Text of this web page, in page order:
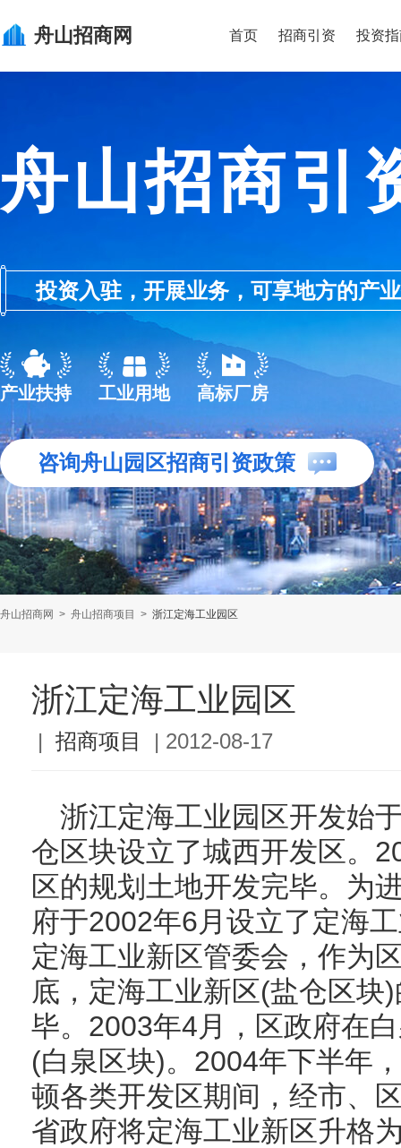
舟山招商网 首页 招商引资 投资
舟山招商引
投资入驻，开展业务，可享地方的产
产业扶持 工业用地 高标厂房
咨询舟山园区招商引资政策
舟山招商网 > 舟山招商项目 > 浙江定海工业园区
浙江定海工业园区
| 招商项目 | 2012-08-17
浙江定海工业园区开发始
仓区块设立了城西开发区。
区的规划土地开发完毕。为
府于2002年6月设立了定海
定海工业新区管委会，作为
底，定海工业新区(盐仓区块
毕。2003年4月，区政府在
(白泉区块)。2004年下半年
顿各类开发区期间，经市、
省政府将定海工业新区升格